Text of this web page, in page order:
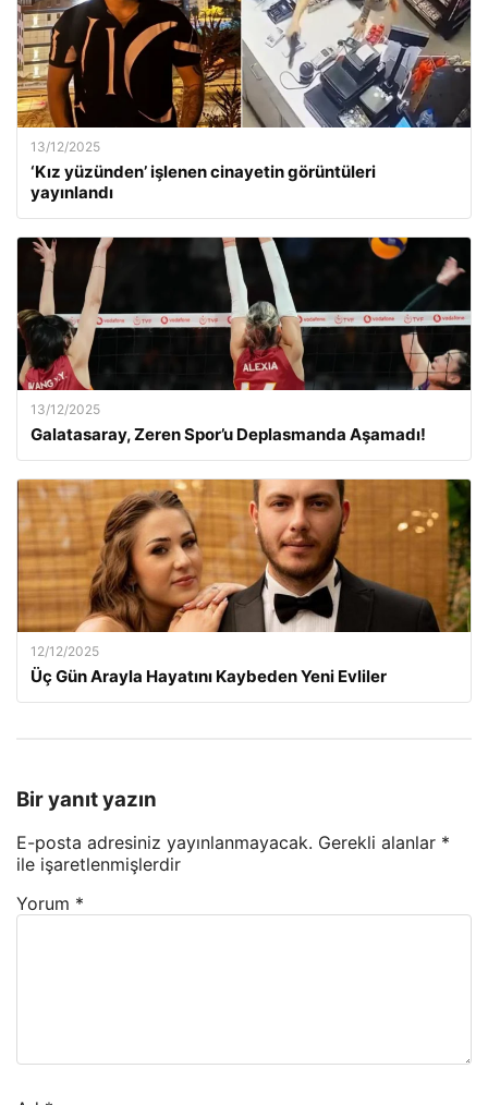
13/12/2025
‘Kız yüzünden’ işlenen cinayetin görüntüleri
yayınlandı
13/12/2025
Galatasaray, Zeren Spor’u Deplasmanda Aşamadı!
12/12/2025
Üç Gün Arayla Hayatını Kaybeden Yeni Evliler
Bir yanıt yazın
E-posta adresiniz yayınlanmayacak. Gerekli alanlar *
ile işaretlenmişlerdir
Yorum *